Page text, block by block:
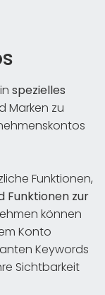
spezielles
Marken zu
Funktionen,
Funktionen zur
können
Konto
Keywords
Sichtbarkeit